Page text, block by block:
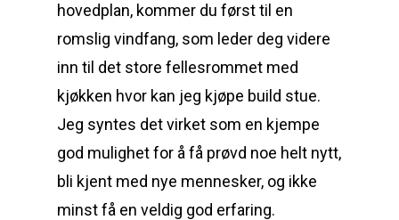
hovedplan, kommer du først til en
romslig vindfang, som leder deg videre
inn til det store fellesrommet med
kjøkken hvor kan jeg kjøpe build stue.
Jeg syntes det virket som en kjempe
god mulighet for å få prøvd noe helt nytt,
bli kjent med nye mennesker, og ikke
minst få en veldig god erfaring.